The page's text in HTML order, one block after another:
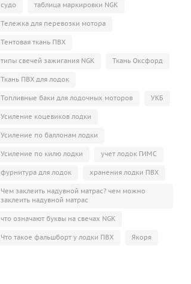
судо таблица маркировки NGK
Тележка для перевозки мотора
Тентовая ткань ПВХ
типы свечей зажигания NGK Ткань Оксфорд
Ткань ПВХ для лодок
Топливные баки для лодочных моторов УКБ
Усиление коцевиков лодки
Усиление по баллонам лодки
Усиление по килю лодки учет лодок ГИМС
фурнитура для лодок хранения лодки ПВХ
Чем заклеить надувной матрас? чем можно
заклеить надувной матрас
что означают буквы на свечах NGK
Что такое фальшборт у лодки ПВХ Якоря